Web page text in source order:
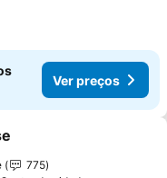
Ver preços
aos favoritos
775